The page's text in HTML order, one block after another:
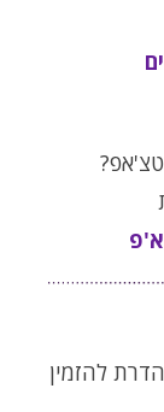
להזמין